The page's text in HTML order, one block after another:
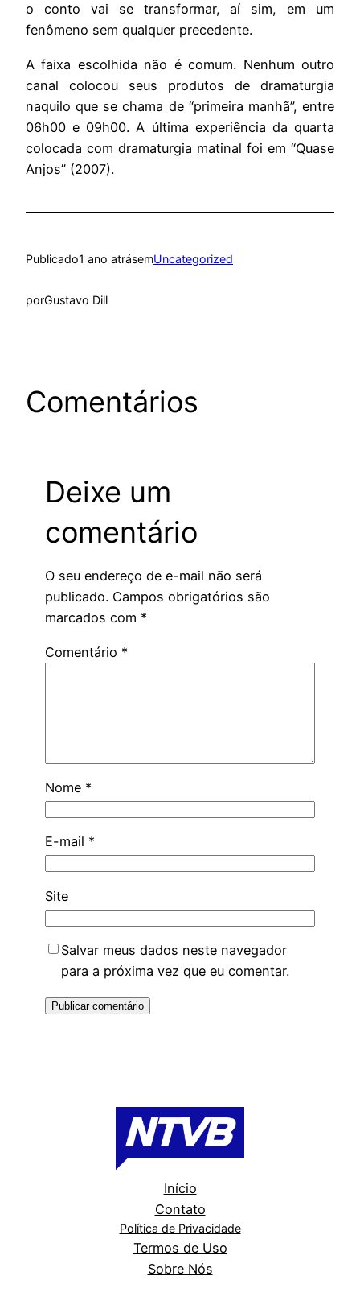
o conto vai se transformar, aí sim, em um
fenômeno sem qualquer precedente.
A faixa escolhida não é comum. Nenhum outro
canal colocou seus produtos de dramaturgia
naquilo que se chama de “primeira manhã”, entre
06h00 e 09h00. A última experiência da quarta
colocada com dramaturgia matinal foi em “Quase
Anjos” (2007).
Publicado1 ano atrásemUncategorized
porGustavo Dill
Comentários
Deixe um
comentário
O seu endereço de e-mail não será
publicado. Campos obrigatórios são
marcados com *
Comentário *
Nome *
E-mail *
Site
Salvar meus dados neste navegador
para a próxima vez que eu comentar.
Início
Contato
Política de Privacidade
Termos de Uso
Sobre Nós